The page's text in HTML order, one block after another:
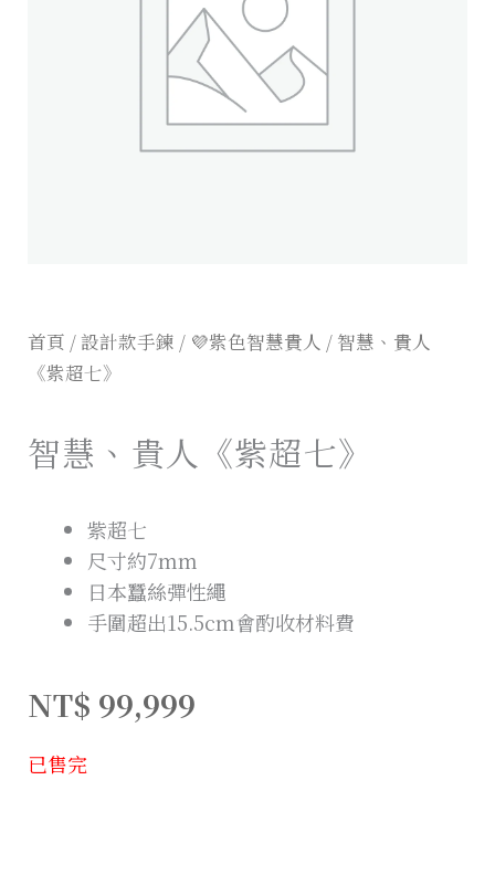
首頁 /設計款手鍊 / 💜紫色智慧貴人 / 智慧、貴人
《紫超七》
智慧、貴人《紫超七》
紫超七
尺寸約7mm
日本蠶絲彈性繩
手圍超出15.5cm會酌收材料費
NT$ 99,999
已售完